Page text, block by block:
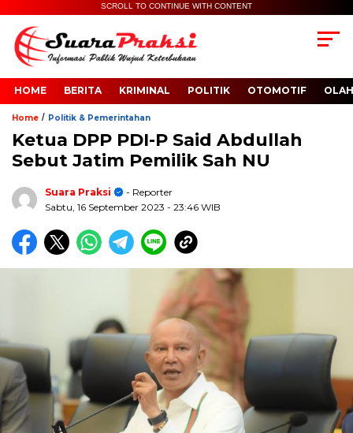
SCROLL TO CONTINUE WITH CONTENT
HOME BERITA KRIMINAL POLITIK OTOMOTIF
Home / Politik & Pemerintahan
Ketua DPP PDI-P Said Abdullah
Sebut Jatim Pemilik Sah NU
Suara Praksi
- Reporter
Sabtu, 16 September 2023 - 23:46 WIB